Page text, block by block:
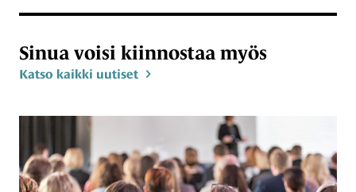
Sinua voisi kiinnostaa myös
Katso kaikki uutiset